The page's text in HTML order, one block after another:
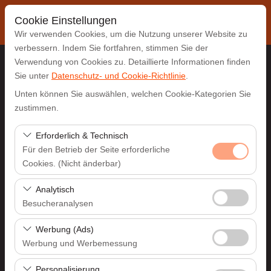
Cookie Einstellungen
Wir verwenden Cookies, um die Nutzung unserer Website zu
verbessern. Indem Sie fortfahren, stimmen Sie der
Verwendung von Cookies zu. Detaillierte Informationen finden
Sie unter Datenschutz- und Cookie-Richtlinie
Unten können Sie auswählen, welchen Cookie-Kategorien Sie
zustimmen.
Erforderlich & Technisch
Für den Betrieb der Seite erforderliche
Cookies. (Nicht änderbar)
Diese Cookies sind für das ordnungsgemäße
Funktionieren der Website, die Sicherheit, die
Sitzungsverwaltung und grundlegende Funktionen
erforderlich. Sie können nicht deaktiviert werden.
Analytisch
Besucheranalysen
Diese Cookies ermöglichen es uns, zu analysieren, wie
unsere Website genutzt wird (Besucherzahl,
meistbesuchte Seiten, Nutzerverhalten). Diese Daten
werden verwendet, um die Leistung der Website zu
Werbung (Ads)
Werbung und Werbemessung
Diese Cookies ermöglichen es uns, Ihnen auf Ihre
Abholstation
Eine andere Rückgabestation auswählen
Abholdatum & Zeit
Rückgabedatum & Zeit